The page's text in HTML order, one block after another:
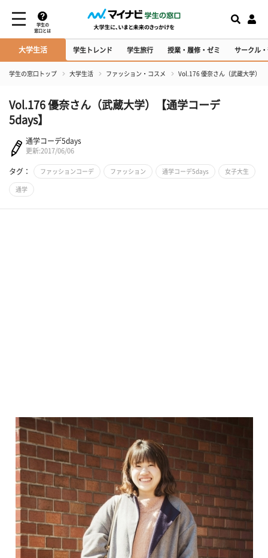
学生の
窓口とは
大学生活 学生トレンド 学生旅行 授業・履修・ゼミ サークル
学生の窓口トップ 大学生活 ファッション・コスメ Vol.176 優奈さん（武蔵大学）
Vol.176 優奈さん（武蔵大学）【通学コーデ
5days】
通学コーデ5days
更新:2017/06/06
タグ： ファッションコーデ ファッション 通学コーデ5days 女子大生
通学